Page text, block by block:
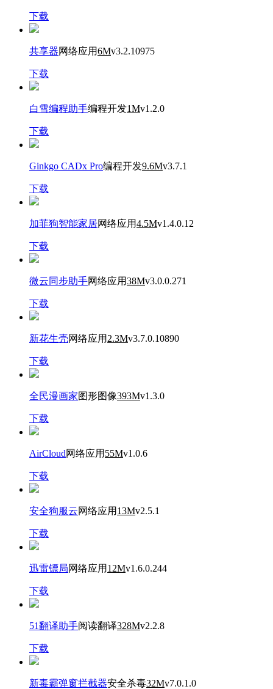
下载
共享器网络应用6Mv3.2.10975
下载
白雪编程助手编程开发1Mv1.2.0
下载
Ginkgo CADx Pro编程开发9.6Mv3.7.1
下载
加菲狗智能家居网络应用4.5Mv1.4.0.12
下载
微云同步助手网络应用38Mv3.0.0.271
下载
新花生壳网络应用 2.3Mv3.7.0.10890
下载
全民漫画家图形图像393Mv1.3.0
下载
AirCloud网络应用 55Mv1.0.6
下载
安全狗服云网络应用 13Mv2.5.1
下载
迅雷镖局网络应用 12Mv1.6.0.244
下载
51翻译助手阅读翻译328Mv2.2.8
下载
新毒霸弹窗拦截器安全杀毒32Mv7.0.1.0